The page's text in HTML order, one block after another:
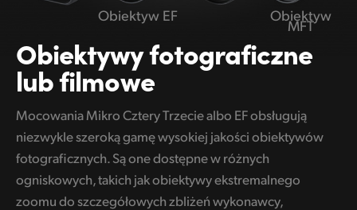
Sweden
Chinese Taipei
Turkey
UAE
Ukraine
United Kingdom
Obiektyw EF Obiektyw
MFT
Obiektywyfotograficzne
lub filmowe
Mocowania Mikro Cztery Trzecie albo EF obsługują
niezwykle szeroką gamę wysokiej jakości obiektywów
fotograficznych. Są one dostępne w różnych
ogniskowych, takich jak obiektywy ekstremalnego
zoomu do szczegółowych zbliżeń wykonawcy,